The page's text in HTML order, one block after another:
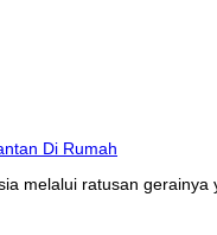
melalui ratusan